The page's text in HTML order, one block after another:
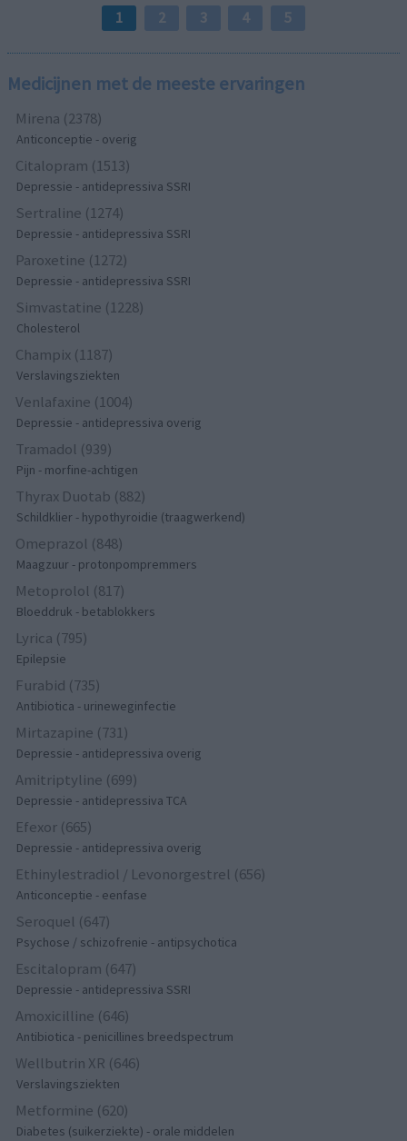
1 2 3 4 5
Medicijnen met de meeste ervaringen
Mirena (2378)
Anticonceptie - overig
Citalopram (1513)
Depressie - antidepressiva SSRI
Sertraline (1274)
Depressie - antidepressiva SSRI
Paroxetine (1272)
Depressie - antidepressiva SSRI
Simvastatine (1228)
Cholesterol
Champix (1187)
Verslavingsziekten
Venlafaxine (1004)
Depressie - antidepressiva overig
Tramadol (939)
Pijn - morfine-achtigen
Thyrax Duotab (882)
Schildklier - hypothyroidie (traagwerkend)
Omeprazol (848)
Maagzuur - protonpompremmers
Metoprolol (817)
Bloeddruk - betablokkers
Lyrica (795)
Epilepsie
Furabid (735)
Antibiotica - urineweginfectie
Mirtazapine (731)
Depressie - antidepressiva overig
Amitriptyline (699)
Depressie - antidepressiva TCA
Efexor (665)
Depressie - antidepressiva overig
Ethinylestradiol / Levonorgestrel (656)
Anticonceptie - eenfase
Seroquel (647)
Psychose / schizofrenie - antipsychotica
Escitalopram (647)
Depressie - antidepressiva SSRI
Amoxicilline (646)
Antibiotica - penicillines breedspectrum
Wellbutrin XR (646)
Verslavingsziekten
Metformine (620)
Diabetes (suikerziekte) - orale middelen